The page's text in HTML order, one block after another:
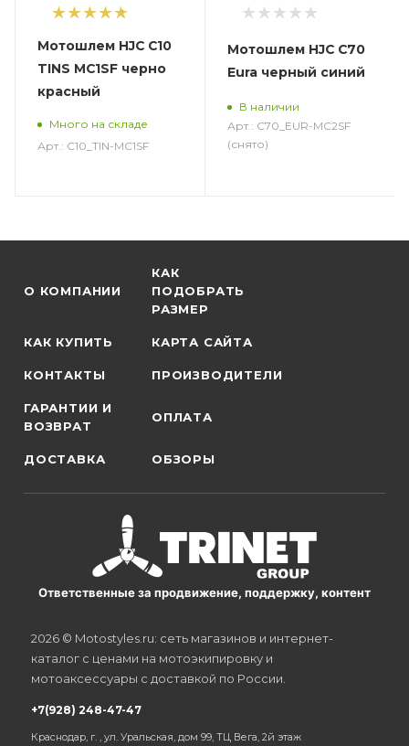
1
Мотошлем HJC C10
TINS MC1SF черно
красный
Много на складе
Арт.: C10_TIN-MC1SF
Мотошлем HJC C70
Eura черный синий
В наличии
Арт.: C70_EUR-MC2SF
(снято)
О КОМПАНИИ
КАК
ПОДОБРАТЬ
РАЗМЕР
КАК КУПИТЬ КАРТА САЙТА
КОНТАКТЫ ПРОИЗВОДИТЕЛИ
ГАРАНТИИ И
ВОЗВРАТ
ОПЛАТА
ДОСТАВКА ОБЗОРЫ
Ответственные за продвижение, поддержку, контент
2026 © Motostyles.ru: сеть магазинов и интернет-
каталог с ценами на мотоэкипировку и
мотоаксессуары с доставкой по России.
+7(928) 248-47-47
Краснодар, г. , ул. Уральская, дом 99, ТЦ Вега, 2й этаж